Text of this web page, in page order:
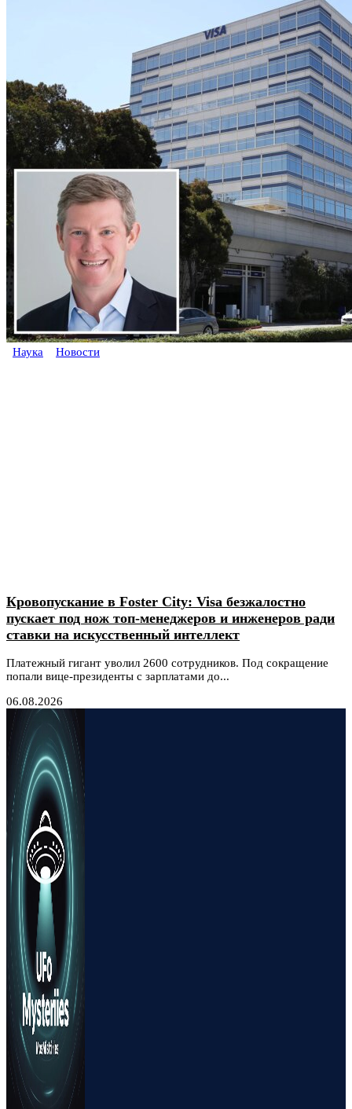
Наука Новости
Кровопускание в Foster City: Visa безжалостно
пускает под нож топ-менеджеров и инженеров ради
ставки на искусственный интеллект
Платежный гигант уволил 2600 сотрудников. Под сокращение
попали вице-президенты с зарплатами до...
06.08.2026